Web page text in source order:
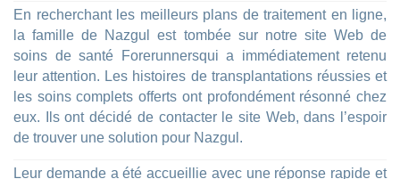
En recherchant les meilleurs plans de traitement en ligne,
la famille de Nazgul est tombée sur notre site Web de
soins de santé Forerunnersqui a immédiatement retenu
leur attention. Les histoires de transplantations réussies et
les soins complets offerts ont profondément résonné chez
eux. Ils ont décidé de contacter le site Web, dans l’espoir
de trouver une solution pour Nazgul.
Leur demande a été accueillie avec une réponse rapide et